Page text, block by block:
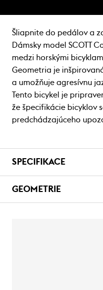
Šliapnite do pedálov a
Dámsky model SCOTT
medzi horskými
Geometria je
a umožňuje agresívnu
Tento bicykel je
že špecifikácie bicyklov
predchádzajúceho
SPECIFIKACE
GEOMETRIE